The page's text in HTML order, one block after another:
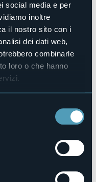
social media e per
inoltre
il nostro sito con i
dei dati web,
combinarle
loro o che hanno